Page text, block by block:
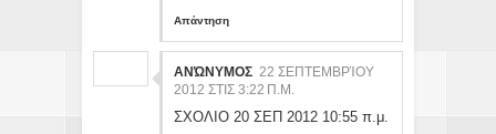
Απάντηση
ΑΝΏΝΥΜΟΣ 22 ΣΕΠΤΕΜΒΡΊΟΥ
2012 ΣΤΙΣ 3:22 Π.Μ.
ΣΧΟΛΙΟ 20 ΣΕΠ 2012 10:55 π.μ.